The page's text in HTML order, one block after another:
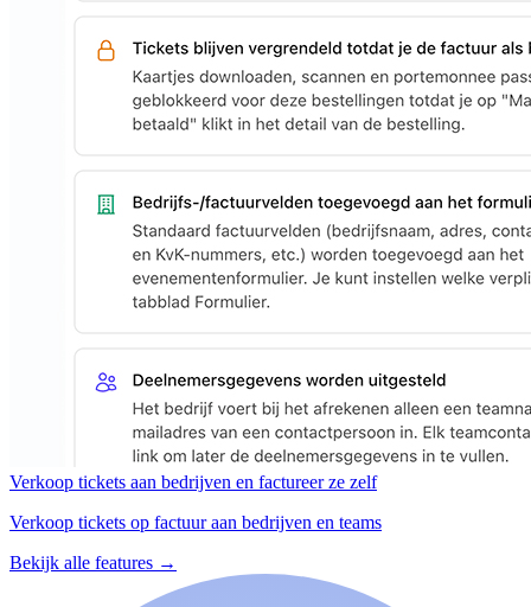
Verkoop tickets aan bedrijven en factureer ze zelf
Verkoop tickets op factuur aan bedrijven en teams
Bekijk alle features →